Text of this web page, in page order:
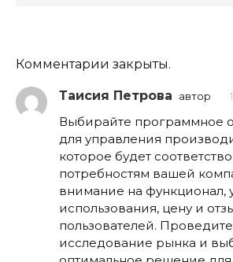
Комментарии закрыты.
Таисия Петрова автор
Выбирайте программное
для управления
которое будет
потребностям вашей
внимание на функционал,
использования, цену и
пользователей.
исследование рынка и